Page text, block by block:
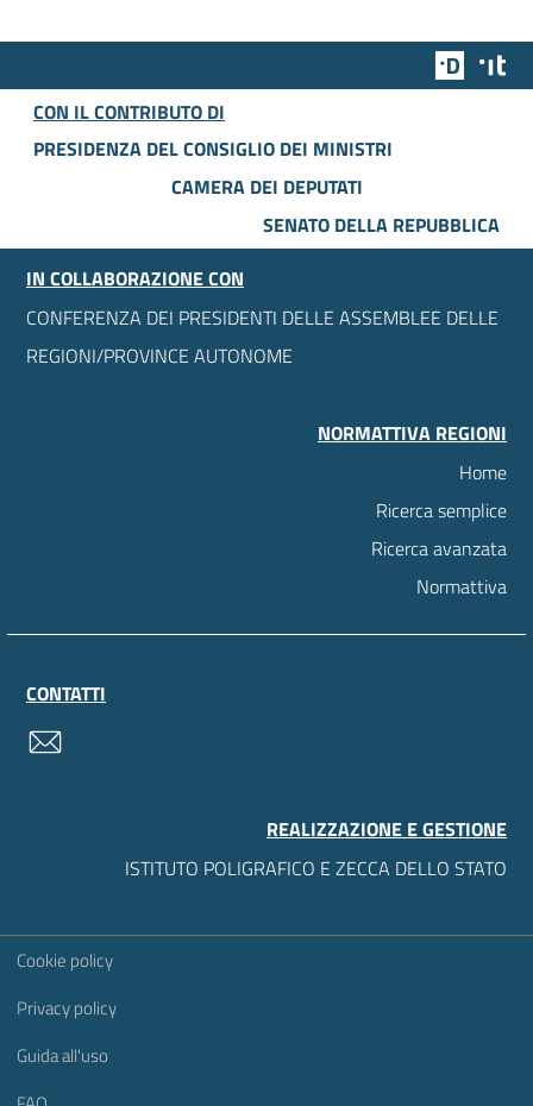
Team
CON IL CONTRIBUTO DI
PRESIDENZA DEL CONSIGLIO DEI MINISTRI
CAMERA DEI DEPUTATI
SENATO DELLA REPUBBLICA
IN COLLABORAZIONE CON
CONFERENZA DEI PRESIDENTI DELLE ASSEMBLEE DELLE
REGIONI/PROVINCE AUTONOME
NORMATTIVA REGIONI
Home
Ricerca semplice
Ricerca avanzata
Normattiva
CONTATTI
REALIZZAZIONE E GESTIONE
ISTITUTO POLIGRAFICO E ZECCA DELLO STATO
Sezione Link Utili
Cookie policy
Privacy policy
Guida all'uso